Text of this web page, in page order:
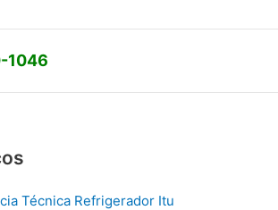
1046
Técnica Refrigerador Itu